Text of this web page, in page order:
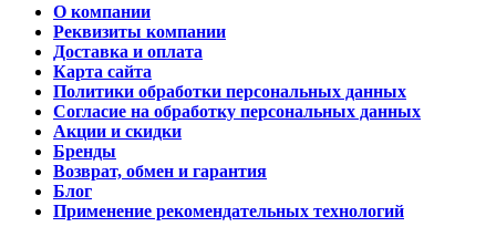
О компании
Реквизиты компании
Доставка и оплата
Карта сайта
Политики обработки персональных данных
Согласие на обработку персональных данных
Акции и скидки
Бренды
Возврат, обмен и гарантия
Блог
Применение рекомендательных технологий